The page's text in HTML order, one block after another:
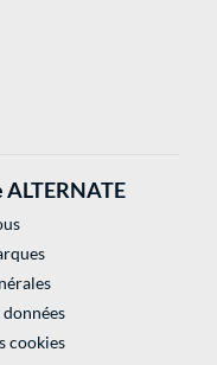
cookies